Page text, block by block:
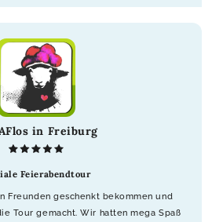
in Freiburg
Feierabendtour
Freunden geschenkt bekommen und
Tour gemacht. Wir hatten mega Spaß